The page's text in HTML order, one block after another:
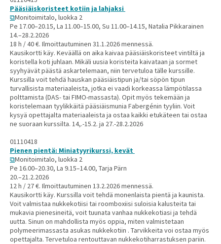
Pääsiäiskoristeet kotiin ja lahjaksi
Monitoimitalo, luokka 2
Pe 17.00–20.15, La 11.00–15.00, Su 11.00–14.15, Natalia Pikkarainen
14.–28.2.2026
18 h / 40 €. Ilmoittautuminen 31.1.2026 mennessä.
Kausikortti käy. Keväällä on aika kaivaa pääsiäiskoristeet vintiltä ja
koristella koti juhlaan. Mikäli uusia koristeita kaivataan ja sormet
syyhyävät päästä askartelemaan, niin tervetuloa tälle kurssille.
Kurssilla voit tehdä hauskan pääsiäistipun ja/tai söpön tipun
turvallisista materiaaleista, jotka ei vaadi korkeassa lämpötilassa
polttamista (DAS- tai FIMO-massasta). Opit myös tekemään ja
koristelemaan tyylikkäitä pääsiäismunia Fabergénin tyyliin. Voit
kysyä opettajalta materiaaleista ja ostaa kaikki etukäteen tai ostaa
ne suoraan kurssilta. 14,.-15.2. ja 27.-28.2.2026
01110418
Pienen pientä: Miniatyyrikurssi, kevät
Monitoimitalo, luokka 2
Pe 16.00–20.30, La 9.15–14.00, Tarja Pärn
20.–21.2.2026
12 h / 27 €. Ilmoittautuminen 13.2.2026 mennessä.
Kausikortti käy. Kurssilla voit tehdä monenlaista pientä ja kaunista.
Voit valmistaa nukkekotiisi tai roomboxiisi suloisia kalusteita tai
mukavia pienesineitä, voit tuunata vanhaa nukkekotiasi ja tehdä
uutta. Sinun on mahdollista myös oppia, miten valmistetaan
polymeerimassasta asukas nukkekotiin . Tarvikkeita voi ostaa myös
opettajalta. Tervetuloa rentouttavan nukkekotiharrastuksen pariin.